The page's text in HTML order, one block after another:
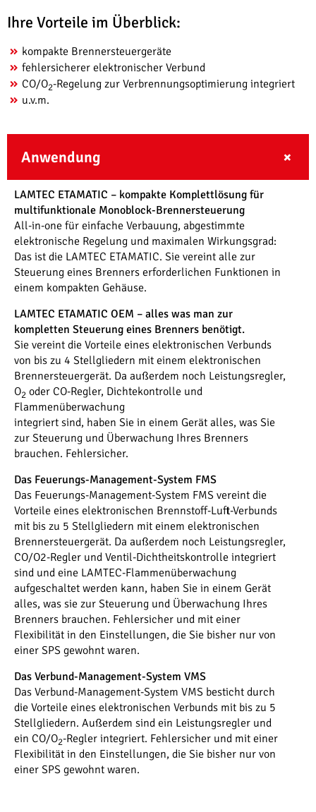
Ihre Vorteile im Überblick:
kompakte Brennersteuergeräte
fehlersicherer elektronischer Verbund
CO/O2-Regelung zur Verbrennungsoptimierung integriert
u.v.m.
Anwendung
LAMTEC ETAMATIC – kompakte Komplettlösung für
multifunktionale Monoblock-Brennersteuerung
All-in-one für einfache Verbauung, abgestimmte
elektronische Regelung und maximalen Wirkungsgrad:
Das ist die LAMTEC ETAMATIC. Sie vereint alle zur
Steuerung eines Brenners erforderlichen Funktionen in
einem kompakten Gehäuse.
LAMTEC ETAMATIC OEM – alles was man zur
kompletten Steuerung eines Brenners benötigt.
Sie vereint die Vorteile eines elektronischen Verbunds
von bis zu 4 Stellgliedern mit einem elektronischen
Brennersteuergerät. Da außerdem noch Leistungsregler,
O2 oder CO-Regler, Dichtekontrolle und
Flammenüberwachung
integriert sind, haben Sie in einem Gerät alles, was Sie
zur Steuerung und Überwachung Ihres Brenners
brauchen. Fehlersicher.
Das Feuerungs-Management-System FMS
Das Feuerungs-Management-System FMS vereint die
Vorteile eines elektronischen Brennstoff-Luft-Verbunds
mit bis zu 5 Stellgliedern mit einem elektronischen
Brennersteuergerät. Da außerdem noch Leistungsregler,
CO/O2-Regler und Ventil-Dichtheitskontrolle integriert
sind und eine LAMTEC-Flammenüberwachung
aufgeschaltet werden kann, haben Sie in einem Gerät
alles, was sie zur Steuerung und Überwachung Ihres
Brenners brauchen. Fehlersicher und mit einer
Flexibilität in den Einstellungen, die Sie bisher nur von
einer SPS gewohnt waren.
Das Verbund-Management-System VMS
Das Verbund-Management-System VMS besticht durch
die Vorteile eines elektronischen Verbunds mit bis zu 5
Stellgliedern. Außerdem sind ein Leistungsregler und
ein CO/O2-Regler integriert. Fehlersicher und mit einer
Flexibilität in den Einstellungen, die Sie bisher nur von
einer SPS gewohnt waren.